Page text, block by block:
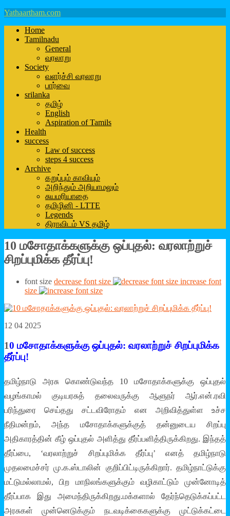
Yathaartham.com
Home
Tamilnadu
General
வரலாறு
Society
வளர்ச்சி வரலாறு
பார்வை
srilanka
தமிழ்
English
Aspiration of Tamils
Health
success
Law of success
steps 4 success
Archive
கறுப்பும் காவியும்
அறிந்தும் அறியாமலும்
சுயமரியாதை
தமிழினி - LTTE
Legends
திராவிடம் VS தமிழ்
10 மசோதாக்களுக்கு ஒப்புதல்: வரலாற்றுச்
சிறப்புமிக்க தீர்ப்பு!
font size decrease font size
increase font
size
12 04 2025
10 மசோதாக்களுக்கு ஒப்புதல்: வரலாற்றுச் சிறப்புமிக்க
தீர்ப்பு!
தமிழ்நாடு அரசு கொண்டுவந்த 10 மசோதாக்களுக்கு ஒப்புதல்
வழங்காமல் குடியரசுத் தலைவருக்கு ஆளுநர் ஆர்.என்.ரவி
பரிந்துரை செய்தது சட்டவிரோதம் என அறிவித்துள்ள உச்ச
நீதிமன்றம், அந்த மசோதாக்களுக்குத் தன்னுடைய சிறப்பு
அதிகாரத்தின் கீழ் ஒப்புதல் அளித்து தீர்ப்பளித்திருக்கிறது. இந்தத்
தீர்ப்பை, ‘வரலாற்றுச் சிறப்புமிக்க தீர்ப்பு’ எனத் தமிழ்நாடு
முதலமைச்சர் மு.க.ஸ்டாலின் குறிப்பிட்டிருக்கிறார். தமிழ்நாட்டுக்கு
மட்டுமல்லாமல், பிற மாநிலங்களுக்கும் வழிகாட்டும் முன்னோடித்
தீர்ப்பாக இது அமைந்திருக்கிறது.மக்களால் தேர்ந்தெடுக்கப்பட்ட
அரசுகள் முன்னெடுக்கும் நடவடிக்கைகளுக்கு முட்டுக்கட்டை